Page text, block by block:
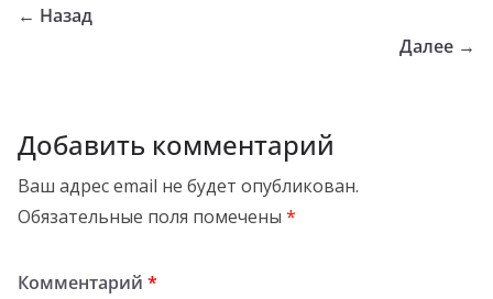
← Назад
Далее →
Добавить комментарий
Ваш адрес email не будет опубликован.
Обязательные поля помечены *
Комментарий *